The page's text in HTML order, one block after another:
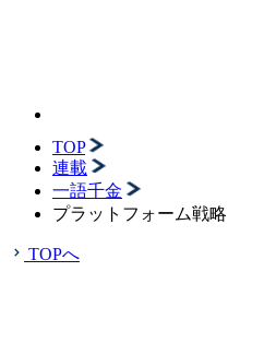
TOP
連載
一語千金
プラットフォーム戦略
TOPへ